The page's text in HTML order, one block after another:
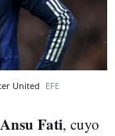
United EFE
Ansu Fati, cuyo